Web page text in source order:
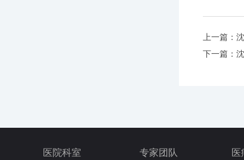
上一篇：
下一篇：
医院科室 专家团队 医